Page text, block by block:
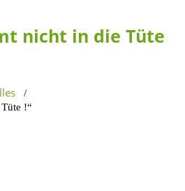
nicht in die Tüte
/
!“